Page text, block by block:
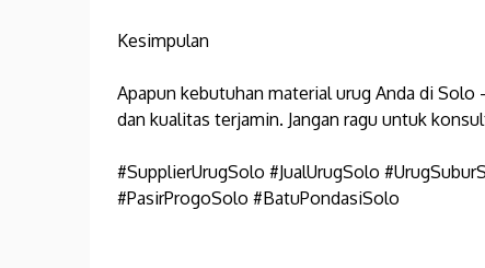
Kesimpulan
Apapun kebutuhan material urug Anda di
dan kualitas terjamin. Jangan ragu untuk
#SupplierUrugSolo #JualUrugSolo
#PasirProgoSolo #BatuPondasiSolo